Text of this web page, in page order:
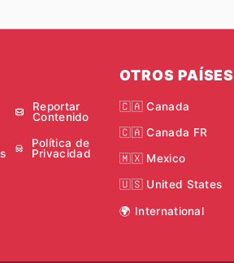
Reportar
Contenido
Política de
Privacidad
OTROS PAÍSES
🇨🇦 Canada
🇨🇦 Canada FR
🇲🇽 Mexico
🇺🇸 United States
🌍 International